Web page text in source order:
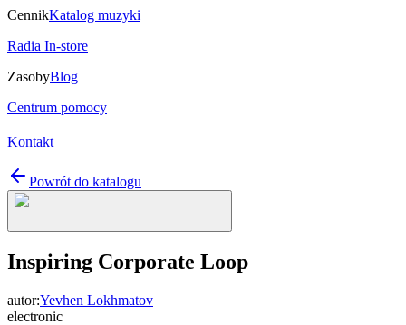
CennikKatalog muzyki
Radia In-store
ZasobyBlog
Centrum pomocy
Kontakt
Powrót do katalogu
Inspiring Corporate Loop
autor:Yevhen Lokhmatov
electronic